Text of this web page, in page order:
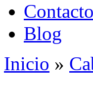
Contacto
Blog
Inicio »